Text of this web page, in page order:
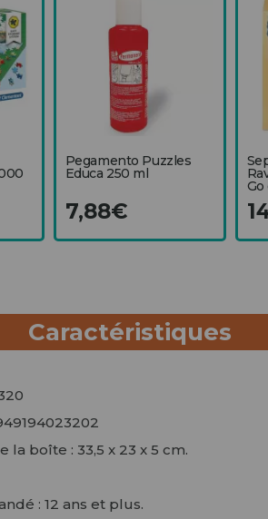
Pegamento Puzzles
Educa 250 ml
7,88€
Go
Caractéristiques
la boîte : 33,5 x 23 x 5 cm.
: 12 ans et plus.